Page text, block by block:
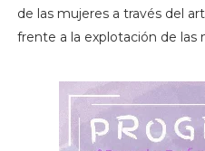
de las mujeres a través del
frente a la explotación de las